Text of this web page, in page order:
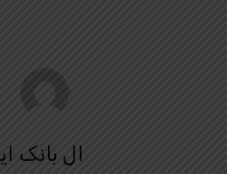
ال بانک